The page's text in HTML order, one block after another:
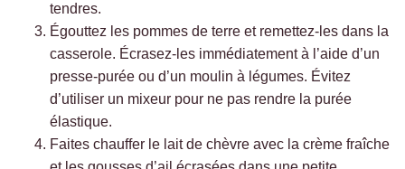
tendres.
Égouttez les pommes de terre et remettez-les dans la
casserole. Écrasez-les immédiatement à l’aide d’un
presse-purée ou d’un moulin à légumes. Évitez
d’utiliser un mixeur pour ne pas rendre la purée
élastique.
Faites chauffer le lait de chèvre avec la crème fraîche